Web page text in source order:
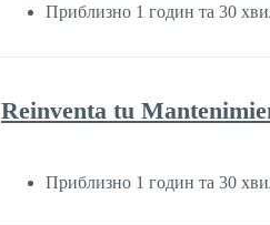
Приблизно 1 годин та 30
Reinventa tu
Приблизно 1 годин та 30